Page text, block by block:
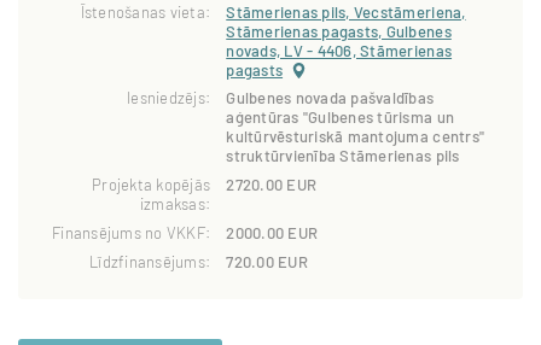
Īstenošanas vieta:
Stāmerienas pils, Vecstāmeriena,
Stāmerienas pagasts, Gulbenes
novads, LV - 4406, Stāmerienas
pagasts
Iesniedzējs:
Gulbenes novada pašvaldības
aģentūras "Gulbenes tūrisma un
kultūrvēsturiskā mantojuma centrs"
struktūrvienība Stāmerienas pils
Projekta kopējās
izmaksas:
2720.00 EUR
Finansējums no VKKF:
2000.00 EUR
Līdzfinansējums:
720.00 EUR